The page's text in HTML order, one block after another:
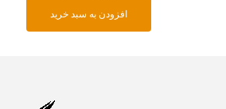
افزودن به سبد خرید